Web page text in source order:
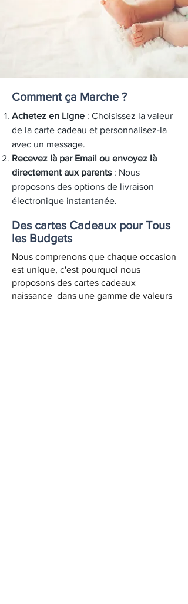
Comment ça Marche ?
Achetez en Ligne : Choisissez la valeur
de la carte cadeau et personnalisez-la
avec un message.
Recevez là par Email ou envoyez là
directement aux parents: Nous
proposons des options de livraison
électronique instantanée.
Des cartes Cadeaux pour Tous
les Budgets
Nous comprenons que chaque occasion
est unique, c'est pourquoi nous
proposons des cartes cadeaux
naissance dans une gamme de valeurs